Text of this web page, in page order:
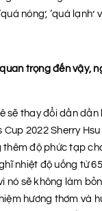
nóng’, ‘quá lạnh’
trọng đến vậy,
sẽ thay đổi dần dần
2022 Sherry
độ phức tạp
nhiệt độ uống từ
nó sẽ không làm
hương thơm và